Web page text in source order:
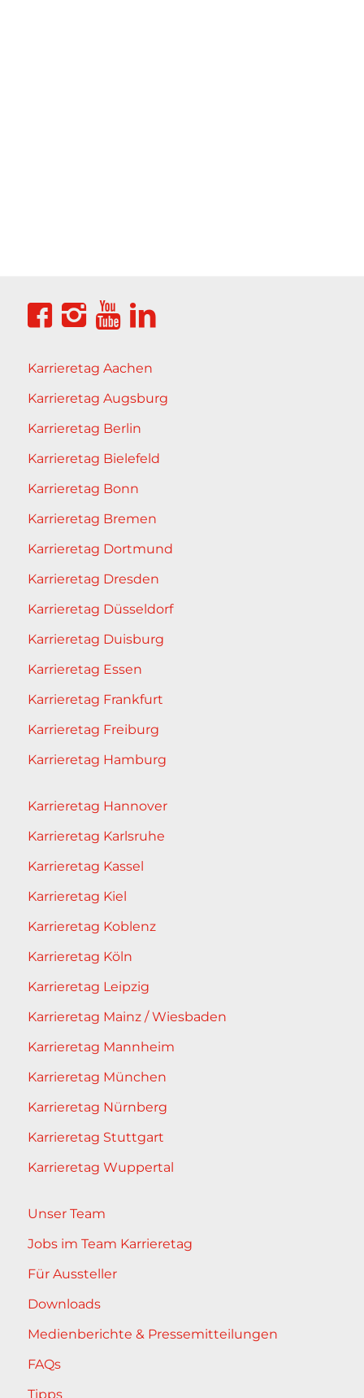
Karrieretag Aachen
Karrieretag Augsburg
Karrieretag Berlin
Karrieretag Bielefeld
Karrieretag Bonn
Karrieretag Bremen
Karrieretag Dortmund
Karrieretag Dresden
Karrieretag Düsseldorf
Karrieretag Duisburg
Karrieretag Essen
Karrieretag Frankfurt
Karrieretag Freiburg
Karrieretag Hamburg
Karrieretag Hannover
Karrieretag Karlsruhe
Karrieretag Kassel
Karrieretag Kiel
Karrieretag Koblenz
Karrieretag Köln
Karrieretag Leipzig
Karrieretag Mainz / Wiesbaden
Karrieretag Mannheim
Karrieretag München
Karrieretag Nürnberg
Karrieretag Stuttgart
Karrieretag Wuppertal
Unser Team
Jobs im Team Karrieretag
Für Aussteller
Downloads
Medienberichte & Pressemitteilungen
FAQs
Tipps